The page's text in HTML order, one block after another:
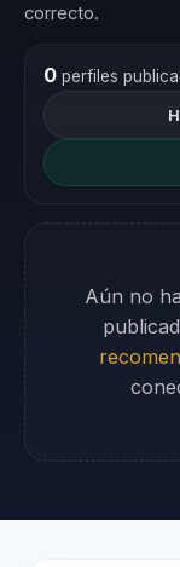
correcto.
0perfiles
Aún no